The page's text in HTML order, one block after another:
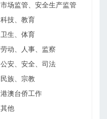
市场监管、安全生产监管
科技、教育
卫生、体育
劳动、人事、监察
公安、安全、司法
民族、宗教
港澳台侨工作
其他